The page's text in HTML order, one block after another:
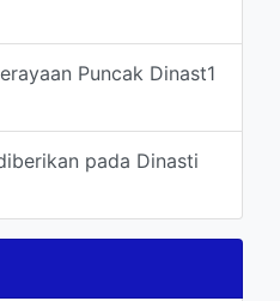
Puncak Dinast1
pada Dinasti